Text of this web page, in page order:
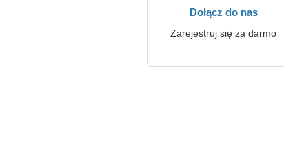
Dołącz do nas
Zarejestruj się za darmo